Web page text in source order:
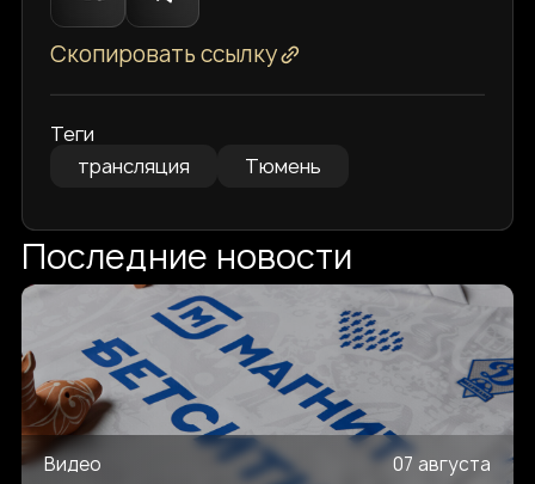
Скопировать ссылку
Теги
трансляция
Тюмень
Последние новости
Видео 07 августа